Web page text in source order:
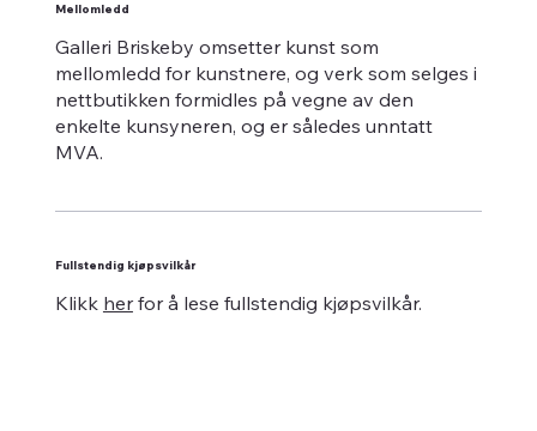
Mellomledd
Galleri Briskeby omsetter kunst som
mellomledd for kunstnere, og verk som selges i
nettbutikken formidles på vegne av den
enkelte kunsyneren, og er således unntatt
MVA.
Fullstendig kjøpsvilkår
Klikk herfor å lese fullstendig kjøpsvilkår.